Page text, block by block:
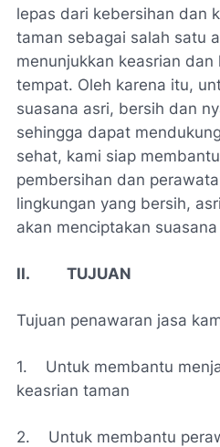
lepas dari kebersihan dan
taman sebagai salah satu
menunjukkan keasrian dan
tempat. Oleh karena itu,
suasana asri, bersih dan
sehingga dapat
sehat, kami siap
pembersihan dan
lingkungan yang bersih,
akan menciptakan
II. TUJUAN
Tujuan penawaran jasa
1. Untuk membantu
keasrian taman
2. Untuk membantu